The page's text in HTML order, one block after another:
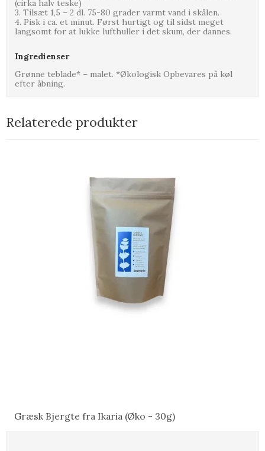
(cirka halv teske)
3. Tilsæt 1,5 – 2 dl. 75-80 grader varmt vand i skålen.
4. Pisk i ca. et minut. Først hurtigt og til sidst meget
langsomt for at lukke lufthuller i det skum, der dannes.
Ingredienser
Grønne teblade* – malet. *Økologisk Opbevares på køl
efter åbning.
Relaterede produkter
Græsk Bjergte fra Ikaria (Øko - 30g)